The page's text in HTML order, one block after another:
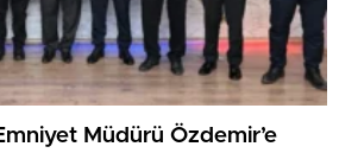
Müdürü Özdemir’e